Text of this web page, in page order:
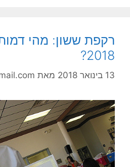
רקפת ששון: מהי
2018?
13 בינואר 2018 מאת